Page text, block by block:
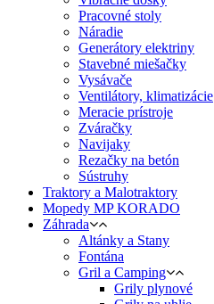
Pracovné stoly
Náradie
Generátory elektriny
Stavebné miešačky
Vysávače
Ventilátory, klimatizácie
Meracie prístroje
Zváračky
Navijaky
Rezačky na betón
Sústruhy
Traktory a Malotraktory
Mopedy MP KORADO
Záhrada
Altánky a Stany
Fontána
Gril a Camping
Grily plynové